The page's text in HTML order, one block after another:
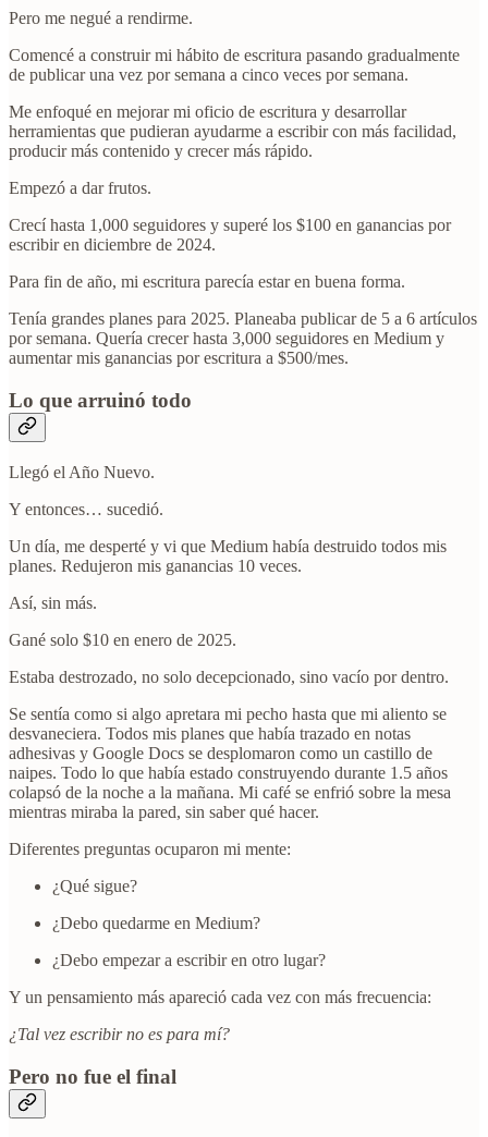
Pero me negué a rendirme.
Comencé a construir mi hábito de escritura pasando gradualmente
de publicar una vez por semana a cinco veces por semana.
Me enfoqué en mejorar mi oficio de escritura y desarrollar
herramientas que pudieran ayudarme a escribir con más facilidad,
producir más contenido y crecer más rápido.
Empezó a dar frutos.
Crecí hasta 1,000 seguidores y superé los $100 en ganancias por
escribir en diciembre de 2024.
Para fin de año, mi escritura parecía estar en buena forma.
Tenía grandes planes para 2025. Planeaba publicar de 5 a 6 artículos
por semana. Quería crecer hasta 3,000 seguidores en Medium y
aumentar mis ganancias por escritura a $500/mes.
Lo que arruinó todo
Llegó el Año Nuevo.
Y entonces… sucedió.
Un día, me desperté y vi que Medium había destruido todos mis
planes. Redujeron mis ganancias 10 veces.
Así, sin más.
Gané solo $10 en enero de 2025.
Estaba destrozado, no solo decepcionado, sino vacío por dentro.
Se sentía como si algo apretara mi pecho hasta que mi aliento se
desvaneciera. Todos mis planes que había trazado en notas
adhesivas y Google Docs se desplomaron como un castillo de
naipes. Todo lo que había estado construyendo durante 1.5 años
colapsó de la noche a la mañana. Mi café se enfrió sobre la mesa
mientras miraba la pared, sin saber qué hacer.
Diferentes preguntas ocuparon mi mente:
¿Qué sigue?
¿Debo quedarme en Medium?
¿Debo empezar a escribir en otro lugar?
Y un pensamiento más apareció cada vez con más frecuencia:
¿Tal vez escribir no es para mí?
Pero no fue el final